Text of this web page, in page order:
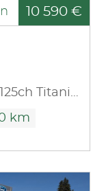
10 590 €
1.0 EcoBoost 125ch Titanium
km